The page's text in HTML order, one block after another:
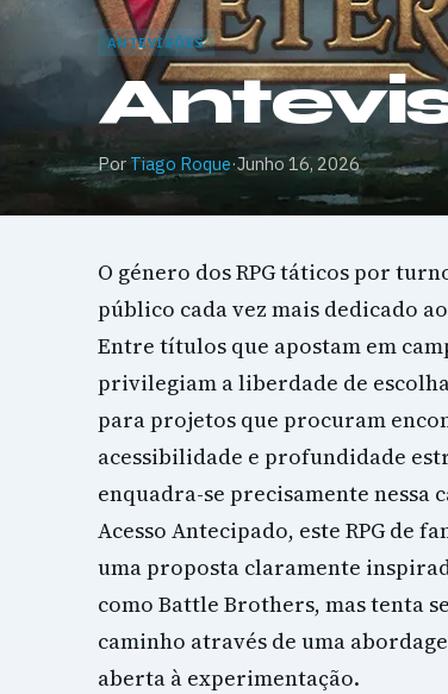
ANTEVISÕES
Por Tiago Roque·Junho 16, 2026
O género dos RPG táticos por
público cada vez mais dedicado
Entre títulos que apostam em
privilegiam a liberdade de
para projetos que procuram
acessibilidade e profundidade
enquadra-se precisamente nessa
Acesso Antecipado, este RPG de
uma proposta claramente
como Battle Brothers, mas tenta
caminho através de uma
aberta à experimentação.